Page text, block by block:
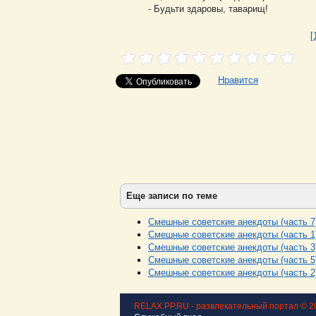
- Будьти здаровы, таварищ!
Нравится
Еще записи по теме
Смешные советские анекдоты (часть
Смешные советские анекдоты (часть
Смешные советские анекдоты (часть
Смешные советские анекдоты (часть
Смешные советские анекдоты (часть
RELAX.PP.RU - развлекательный портал ©